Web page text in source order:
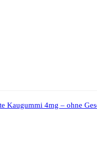
Kaugummi 4mg – ohne